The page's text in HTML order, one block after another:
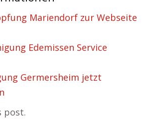
Mariendorf zur Webseite
Edemissen Service
Germersheim jetzt
post.